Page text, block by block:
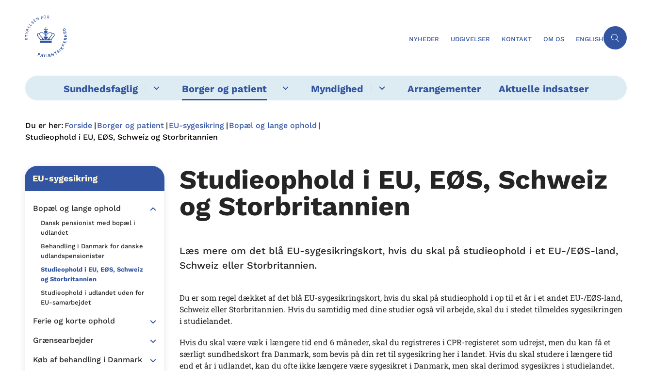
NYHEDER UDGIVELSER KONTAKT OM OS ENGLISH
Sundhedsfaglig Borger og patient Myndighed Arrangementer Aktuelle indsatser
Du er her: Forside Borger og patient EU-sygesikring Bopæl og lange ophold
Studieophold i EU, EØS, Schweiz og Storbritannien
EU-sygesikring
Bopæl og lange ophold
Dansk pensionist med bopæl i
udlandet
Behandling i Danmark for danske
udlandspensionister
Studieophold i EU, EØS, Schweiz
og Storbritannien
Studieophold i udlandet uden for
EU-samarbejdet
Ferie og korte ophold
Grænsearbejder
Køb af behandling i Danmark
Studieophold i EU, EØS, Schweiz
og Storbritannien
Læs mere om det blå EU-sygesikringskort, hvis du skal på studieophold i et EU-/EØS-land,
Schweiz eller Storbritannien.
Du er som regel dækket af det blå EU-sygesikringskort, hvis du skal på studieophold i op til et år i et andet EU-/EØS-land,
Schweiz eller Storbritannien. Hvis du samtidig med dine studier også vil arbejde, skal du i stedet tilmeldes sygesikringen
i studielandet.
Hvis du skal være væk i længere tid end 6 måneder, skal du registreres i CPR-registeret som udrejst, men du kan få et
særligt sundhedskort fra Danmark, som bevis på din ret til sygesikring her i landet. Hvis du skal studere i længere tid
end et år i udlandet, kan du ofte ikke længere være sygesikret i Danmark, men skal derimod sygesikres i studielandet.